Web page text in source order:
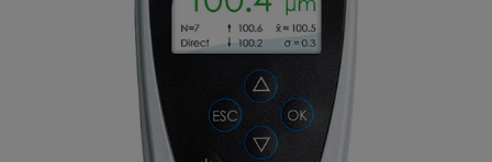
middelværdi(mean value) og standard afvigelsen(standard
Målinger gemt i instrumentets hukommelse kan naturligvis
overføres til PC via USB 2.0, via det medfølgende USB-kabel.
Softwaren "Phynix.Connect", kan gratis downloades længere
nede på siden hér.